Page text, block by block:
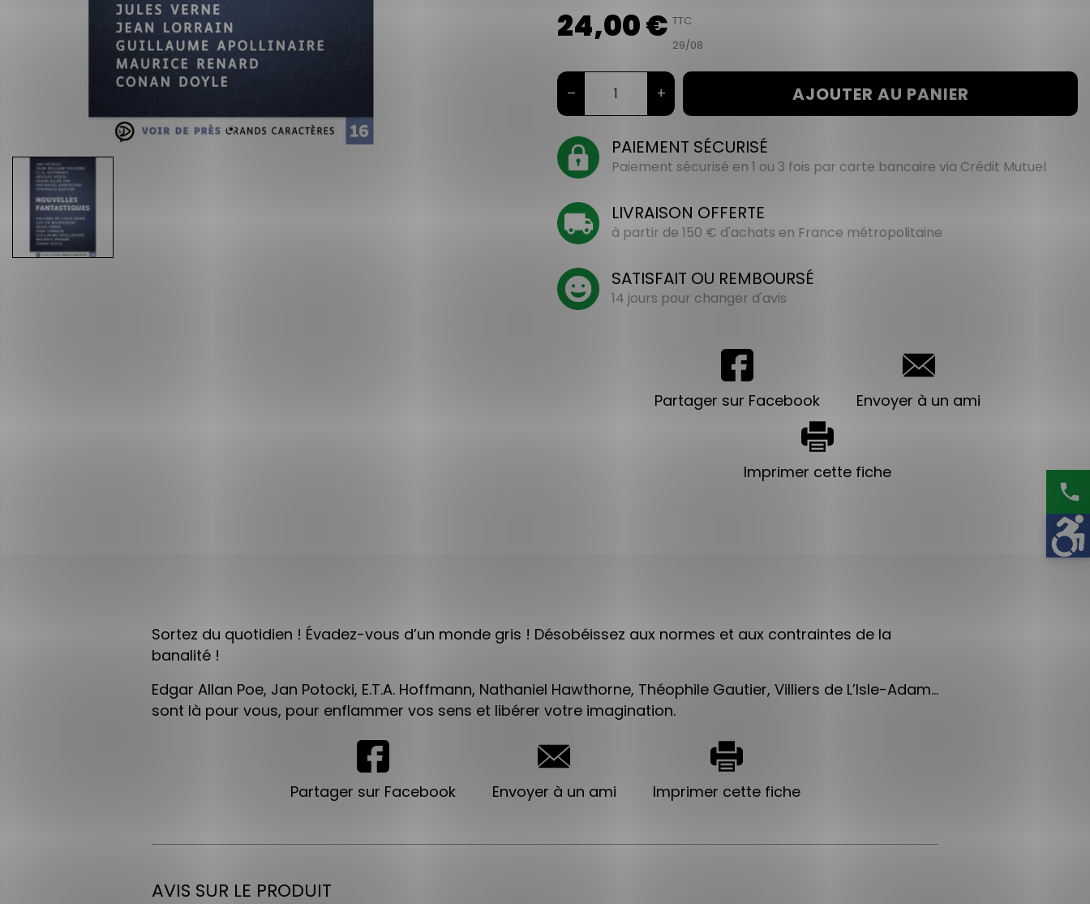
24,00 € TTC
29/08
– + AJOUTER AU PANIER
PAIEMENT SÉCURISÉ
Paiement sécurisé en 1 ou 3 fois par carte bancaire via Crédit Mutuel
LIVRAISON OFFERTE
à partir de 150 € d'achats en France métropolitaine
SATISFAIT OU REMBOURSÉ
14 jours pour changer d'avis
Partager sur Facebook Envoyer à un ami
Imprimer cette fiche
Sortez du quotidien ! Évadez-vous d’un monde gris ! Désobéissez aux normes et aux contraintes de la
banalité !
Edgar Allan Poe, Jan Potocki, E.T.A. Hoffmann, Nathaniel Hawthorne, Théophile Gautier, Villiers de L’Isle-Adam…
sont là pour vous, pour enflammer vos sens et libérer votre imagination.
Partager sur Facebook Envoyer à un ami Imprimer cette fiche
AVIS SUR LE PRODUIT
phone